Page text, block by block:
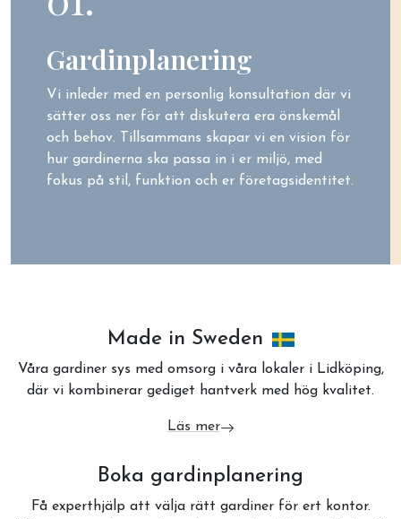
Gardinplanering
Vi inleder med en personlig konsultation där vi
sätter oss ner för att diskutera era önskemål
och behov. Tillsammans skapar vi en vision för
hur gardinerna ska passa in i er miljö, med
fokus på stil, funktion och er företagsidentitet.
Made in Sweden
Våra gardiner sys med omsorg i våra lokaler i Lidköping,
där vi kombinerar gediget hantverk med hög kvalitet.
Läs mer
om Made in Sweden
Boka gardinplanering
Få experthjälp att välja rätt gardiner för ert kontor.